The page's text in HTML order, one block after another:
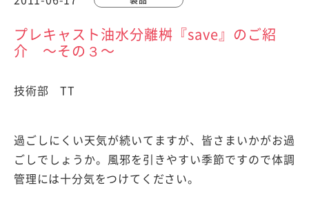
プレキャスト油水分離桝『save』のご紹
介 〜その３〜
技術部 TT
過ごしにくい天気が続いてますが、皆さまいかがお過
ごしでしょうか。風邪を引きやすい季節ですので体調
管理には十分気をつけてください。